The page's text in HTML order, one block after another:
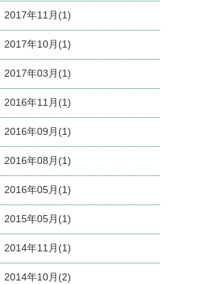
2017年11月(1)
2017年10月(1)
2017年03月(1)
2016年11月(1)
2016年09月(1)
2016年08月(1)
2016年05月(1)
2015年05月(1)
2014年11月(1)
2014年10月(2)